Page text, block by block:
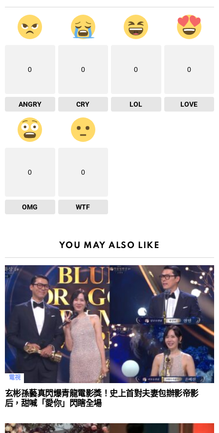
0
ANGRY
0
CRY
0
LOL
0
LOVE
0
OMG
0
WTF
YOU MAY ALSO LIKE
電視
玄彬孫藝真閃爆青龍電影獎！史上首對夫妻包辦影帝影
后，甜喊「愛你」閃瞎全場